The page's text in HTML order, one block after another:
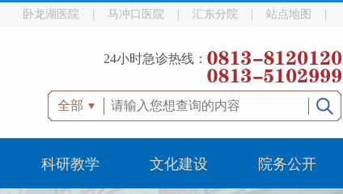
卧龙湖医院 马冲口医院 汇东分院 站点地图
24小时急诊热线：
全部
科研教学 文化建设 院务公开